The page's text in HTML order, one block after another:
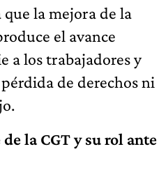
la mejora de la
el avance
a los trabajadores y
de derechos ni
la CGT y su rol ante